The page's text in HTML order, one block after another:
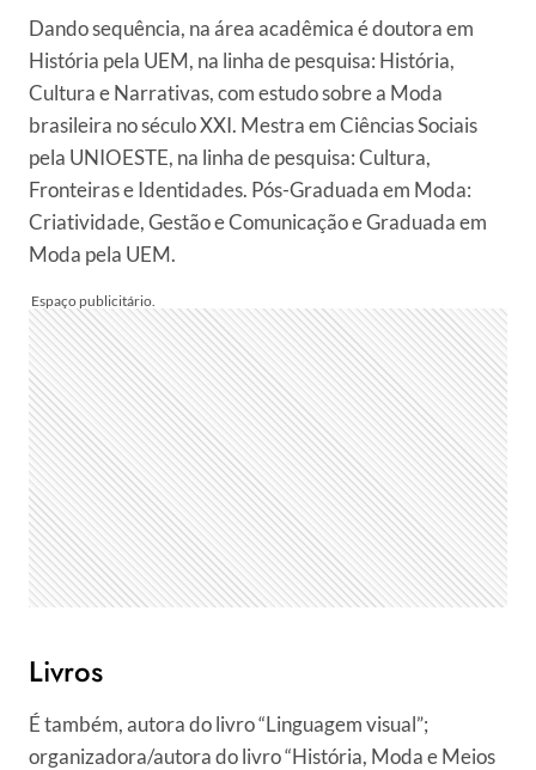
Dando sequência, na área acadêmica é doutora em
História pela UEM, na linha de pesquisa: História,
Cultura e Narrativas, com estudo sobre a Moda
brasileira no século XXI. Mestra em Ciências Sociais
pela UNIOESTE, na linha de pesquisa: Cultura,
Fronteiras e Identidades. Pós-Graduada em Moda:
Criatividade, Gestão e Comunicação e Graduada em
Moda pela UEM.
Livros
É também, autora do livro “Linguagem visual”;
organizadora/autora do livro “História, Moda e Meios